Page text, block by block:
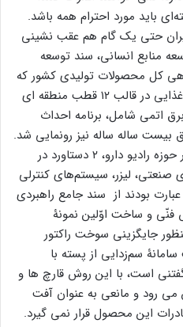
باید مورد احترام همه باشد.
حتی یک گام هم عقب نشینی
منابع انسانی، سند توسعه
کل محصولات تولیدی کشور که
به‌ویژه در بخش کشاورزی و مواد غذایی در قالب ۱۲ قطب منطقه ای
اتمی شامل، برنامه احداث
بیست ساله ساله نیز رونمایی شد.
اما از این ۹ دستاورد،۳ دستاورد در حوزه رادیو دارو، ۲ دستاورد در
حوزه‌های صنعتی، لیزر، سیستم‌های کنترلی
بودند از سند جامع راهبردی
و ساخت اوّلین نمونۀ
جایگزینی سوخت راکتور
سم‌زدایی از پسته با
است، با این روش قارچ ها و
رود و مانعی به عنوان آفت
این محصول قرار نمی گیرد.